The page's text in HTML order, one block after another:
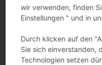
Venture FACIL geliefert.
wo sie dann ein
dann auf dem Start der
kompletten
Zu den ersten Kunden
wir verwenden, finden
Einstellungen " und in
Durch klicken auf den
Sie sich einverstanden,
Technologien setzen